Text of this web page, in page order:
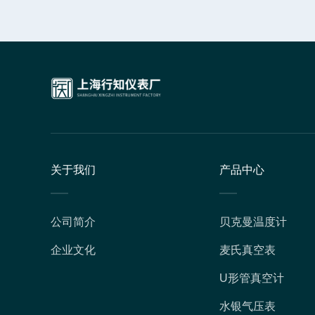
关于我们
公司简介
企业文化
产品中心
贝克曼温度计
麦氏真空表
U形管真空计
水银气压表